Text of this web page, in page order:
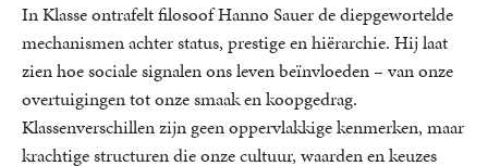
In Klasse ontrafelt filosoof Hanno Sauer de diepgewortelde
mechanismen achter status, prestige en hiërarchie. Hij laat
zien hoe sociale signalen ons leven beïnvloeden – van onze
overtuigingen tot onze smaak en koopgedrag.
Klassenverschillen zijn geen oppervlakkige kenmerken, maar
krachtige structuren die onze cultuur, waarden en keuzes